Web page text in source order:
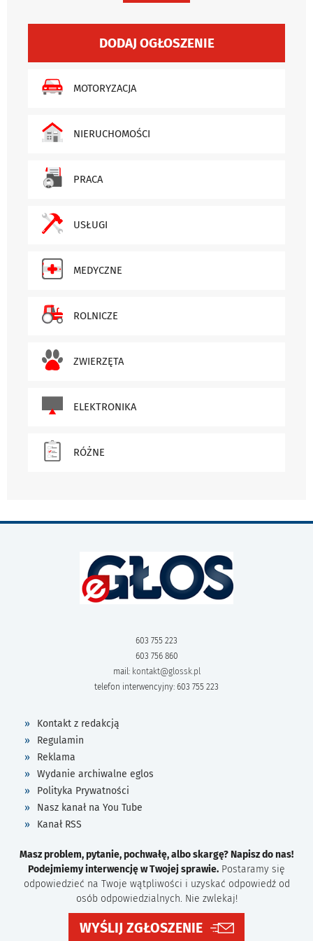
DODAJ OGŁOSZENIE
MOTORYZACJA
NIERUCHOMOŚCI
PRACA
USŁUGI
MEDYCZNE
ROLNICZE
ZWIERZĘTA
ELEKTRONIKA
RÓŻNE
603 755 223
603 756 860
mail: kontakt@glossk.pl
telefon interwencyjny: 603 755 223
Kontakt z redakcją
Regulamin
Reklama
Wydanie archiwalne eglos
Polityka Prywatności
Nasz kanał na You Tube
Kanał RSS
Masz problem, pytanie, pochwałę, albo skargę? Napisz do nas!
Podejmiemy interwencję w Twojej sprawie. Postaramy się
odpowiedzieć na Twoje wątpliwości i uzyskać odpowiedź od
osób odpowiedzialnych. Nie zwlekaj!
WYŚLIJ ZGŁOSZENIE